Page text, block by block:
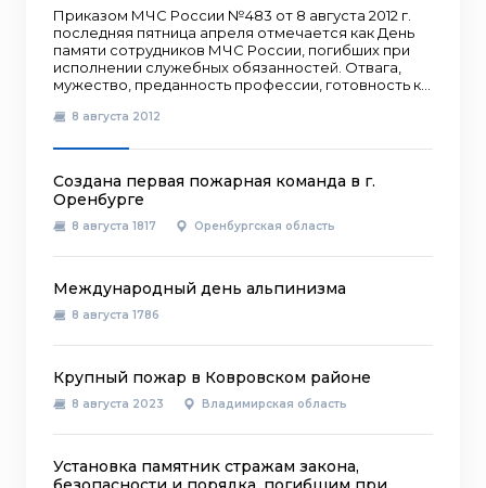
Приказом МЧС России №483 от 8 августа 2012 г.
последняя пятница апреля отмечается как День
памяти сотрудников МЧС России, погибших при
исполнении служебных обязанностей. Отвага,
мужество, преданность профессии, готовность к...
8 августа 2012
Создана первая пожарная команда в г.
Оренбурге
8 августа 1817 Оренбургская область
Международный день альпинизма
8 августа 1786
Крупный пожар в Ковровском районе
8 августа 2023 Владимирская область
Установка памятник стражам закона,